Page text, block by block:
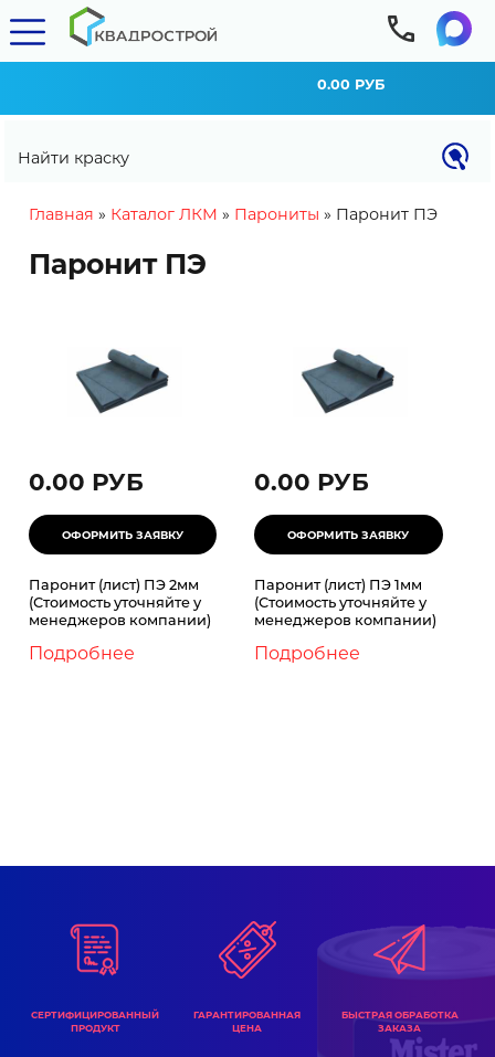
Найти краску
0.00 РУБ
You are here
Главная » Каталог ЛКМ » Парониты » Паронит ПЭ
Паронит ПЭ
0.00 РУБ
Паронит (лист) ПЭ 2мм
(Стоимость уточняйте у
менеджеров компании)
Подробнее
0.00 РУБ
Паронит (лист) ПЭ 1мм
(Стоимость уточняйте у
менеджеров компании)
Подробнее
СЕРТИФИЦИРОВАННЫЙ
ПРОДУКТ
ГАРАНТИРОВАННАЯ
ЦЕНА
БЫСТРАЯ ОБРАБОТКА
ЗАКАЗА